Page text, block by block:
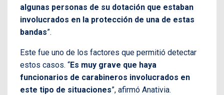
algunas personas de su dotación que estaban
involucrados en la protección de una de estas
bandas”.
Este fue uno de los factores que permitió detectar
estos casos. “Es muy grave que haya
funcionarios de carabineros involucrados en
este tipo de situaciones”, afirmó Anativia.